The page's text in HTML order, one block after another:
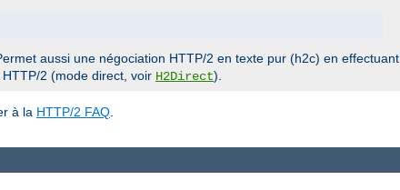
aussi une négociation HTTP/2 en texte pur (h2c) en effectuant
2 (mode direct, voir H2Direct).
à la HTTP/2 FAQ.